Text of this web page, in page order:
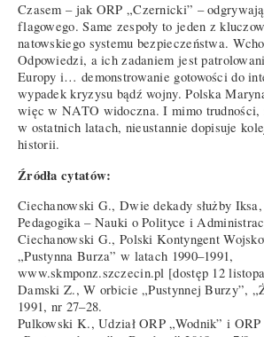
Czasem – jak ORP „Czernicki” –
flagowego. Same zespoły to jeden z
natowskiego systemu bezpieczeństwa.
Odpowiedzi, a ich zadaniem jest
Europy i… demonstrowanie gotowości do
wypadek kryzysu bądź wojny. Polska
więc w NATO widoczna. I mimo trudności,
w ostatnich latach, nieustannie dopisuje
historii.
Źródła cytatów:
Ciechanowski G., Dwie dekady służby
Pedagogika – Nauki o Polityce i
Ciechanowski G., Polski Kontyngent
„Pustynna Burza” w latach 1990–1991,
www.skmponz.szczecin.pl [dostęp 12
Damski Z., W orbicie „Pustynnej Burzy”,
1991, nr 27–28.
Pulkowski K., Udział ORP „Wodnik” i